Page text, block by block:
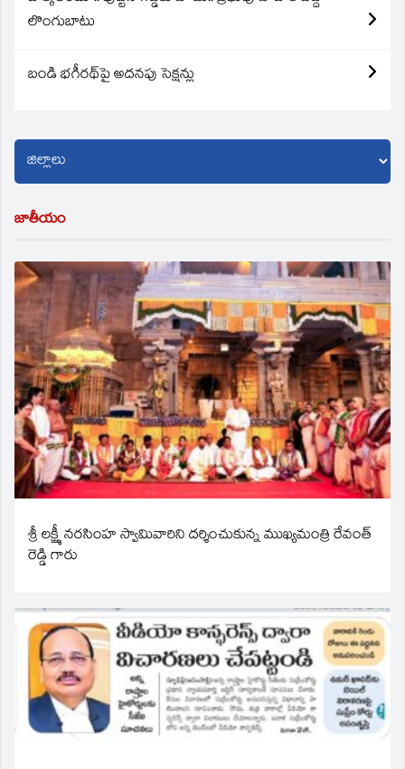
లొంగుబాటు
బండి భగీరథ్‌పై అదనపు సెక్షన్లు
జాతీయం
శ్రీ లక్ష్మీ నరసింహ స్వామివారిని దర్శించుకున్న ముఖ్యమంత్రి రేవంత్
రెడ్డి గారు